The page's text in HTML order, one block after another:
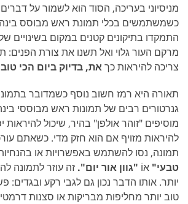
מניסיוני בעריכה, הסוד הוא לשמור על
כשמשתמשים בכלי תמונת ראש מבוסס
התמקדו בתיקונים קטנים במקום בשינויים
מרקם העור גלוי ואל תשנו את צורת הפנים:
צריכה להיראות כךאת, בדיוק ביום הכי
תאורה היא רמז חשוב נוסף כשמדובר
גנרטורים רבים של תמונות ראש מבוססי
מוסיפים "זוהר אולפן" בהיר, שיכול להיראות
להיראות מזויף אם הוא חזק מדי. כשאתם
תמונה, נסו להשתמש באפשרויות או
טבעי" אוֹ "גוון אור יום". זה עוזר לתמונה
יותר. אותו הדבר נכון גם לגבי רקע ובגדים:
טוב יותר מחליפות מבריקות או סצנות